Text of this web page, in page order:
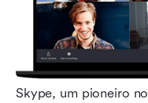
Skype, um pioneiro